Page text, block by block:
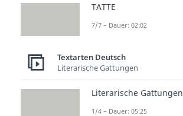
TATTE
7/7 – Dauer: 02:02
Textarten Deutsch
Literarische Gattungen
Literarische Gattungen
1/4 – Dauer: 05:25